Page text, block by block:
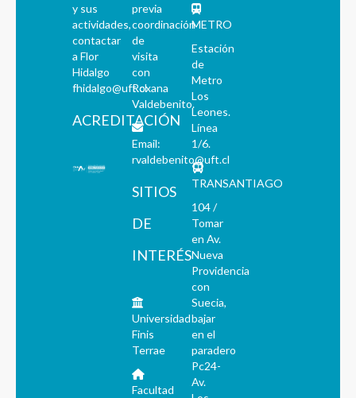
y sus
actividades,
contactar
a Flor
Hidalgo
fhidalgo@uft.cl
ACREDITACIÓN
previa
coordinación
de
visita
con
Roxana
Valdebenito.
Email:
rvaldebenito@uft.cl
SITIOS
DE
INTERÉS
Universidad
Finis
Terrae
Facultad
METRO
Estación
de
Metro
Los
Leones.
Línea
1/6.
TRANSANTIAGO
104 /
Tomar
en Av.
Nueva
Providencia
con
Suecia,
bajar
en el
paradero
Pc24-
Av.